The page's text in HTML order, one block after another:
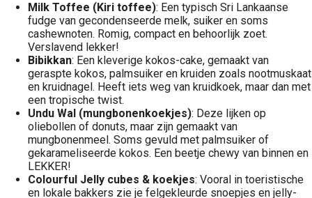
Milk Toffee (Kiri toffee): Een typisch Sri Lankaanse
fudge van gecondenseerde melk, suiker en soms
cashewnoten. Romig, compact en behoorlijk zoet.
Verslavend lekker!
Bibikkan: Een kleverige kokos-cake, gemaakt van
geraspte kokos, palmsuiker en kruiden zoals nootmuskaat
en kruidnagel. Heeft iets weg van kruidkoek, maar dan met
een tropische twist.
Undu Wal (mungbonenkoekjes): Deze lijken op
oliebollen of donuts, maar zijn gemaakt van
mungbonenmeel. Soms gevuld met palmsuiker of
gekarameliseerde kokos. Een beetje chewy van binnen en
LEKKER!
Colourful Jelly cubes & koekjes: Vooral in toeristische
en lokale bakkers zie je felgekleurde snoepjes en jelly-